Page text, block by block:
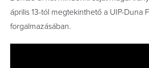
április 13-tól megtekinthető a UIP-Duna
forgalmazásában.